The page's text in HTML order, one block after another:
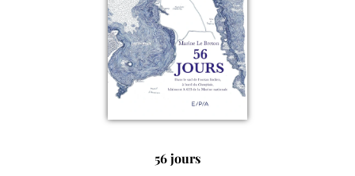
56 jours